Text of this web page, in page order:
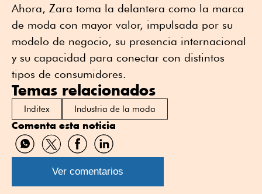
Ahora, Zara toma la delantera como la marca
de moda con mayor valor, impulsada por su
modelo de negocio, su presencia internacional
y su capacidad para conectar con distintos
tipos de consumidores.
Temas relacionados
Inditex Industria de la moda
Comenta esta noticia
Compartir
por
WhatsApp
Compartir
por
Twitter
Compartir
por
Facebook
Compartir
por
Linkedin
Ver comentarios